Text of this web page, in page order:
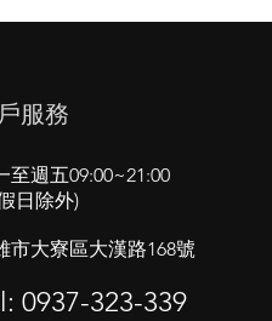
服務
至週五09:00~21:00
日除外)
市大寮區​大漢路168號
0937-323-339